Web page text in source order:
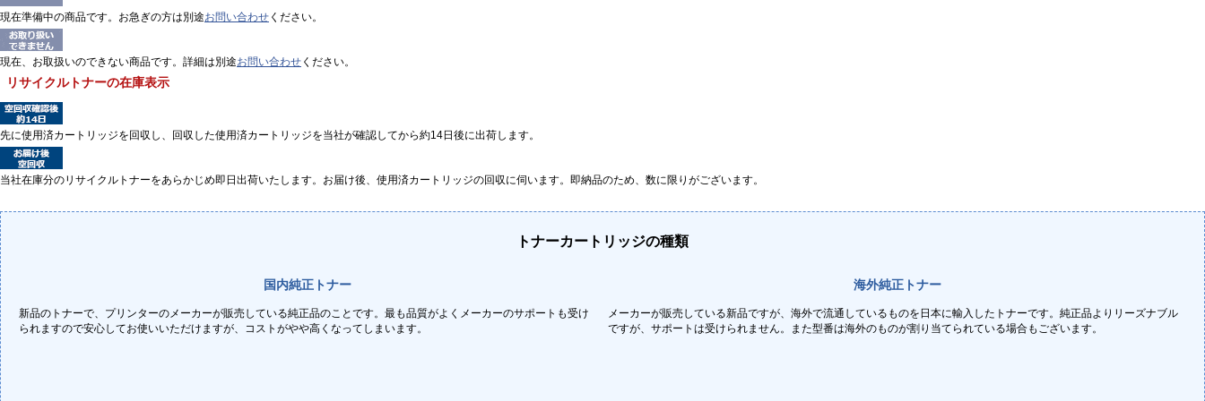
現在準備中の商品です。お急ぎの方は別途お問い合わせ ください。
現在、お取扱いのできない商品です。詳細は別途お問い合わせ ください。
リサイクルトナーの在庫表示
先に使用済カートリッジを回収し、回収した使用済カートリッジを当社が確認してから約14日後に出荷します。
当社在庫分のリサイクルトナーをあらかじめ即日出荷いたします。お届け後、使用済カートリッジの回収に伺います。即納品のため、数に限りがございます。
トナーカートリッジの種類
国内純正トナー
新品のトナーで、プリンターのメーカーが販売している純正品のことです。最も品質がよくメーカーのサポートも受け
られますので安心してお使いいただけますが、コストがやや高くなってしまいます。
海外純正トナー
メーカーが販売している新品ですが、海外で流通しているものを日本に輸入したトナーです。純正品よりリーズナブル
ですが、サポートは受けられません。また型番は海外のものが割り当てられている場合もございます。